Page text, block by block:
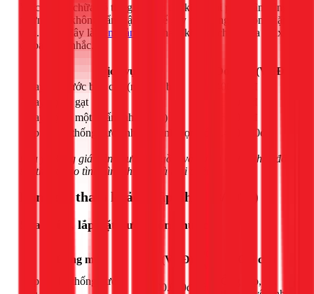
Việc tự sửa chữa có thể giúp bạn tiết kiệm chi phí nhân công,
nhưng nếu không cẩn thận có thể gây ra những hư hỏng nặng
hơn. Dưới đây là
xem bảng giá
tham khảo dịch vụ của 1Fix
để bạn cân nhắc.
Dịch vụ
Đơn giá (VNĐ)
Thay két nước bồn cầu (nguyên bộ)
Thay bộ xả gạt
Thay bộ xả một nhấn (nhấn đơn)
Lắp đặt hệ thống nước nhà vệ sinh trọn gói
1.400.000đ
Lưu ý: Bảng giá trên chưa bao gồm vật tư và có thể thay đổi
tùy thuộc vào tình hình thực tế và loại thiết bị.
Bảng giá tham khảo (Cập nhật 03/2026)
Sửa chữa, lắp đặt đường ống nước
Hạng mục Giá (VNĐ)
Ghi chú
Lắp đặt hệ thống nước
1.400.000đ
Ống cấp, xả,